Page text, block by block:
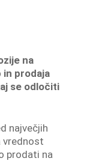
na
in prodaja
se odločiti
največjih
vrednost
prodati na